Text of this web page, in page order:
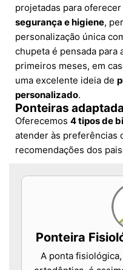
projetadas para
segurança e higiene,
personalização única
chupeta é pensada para
primeiros meses, em
uma excelente ideia de
personalizado.
Ponteiras
Oferecemos 4 tipos de
atender às preferências
recomendações dos
Ponteira
A ponta